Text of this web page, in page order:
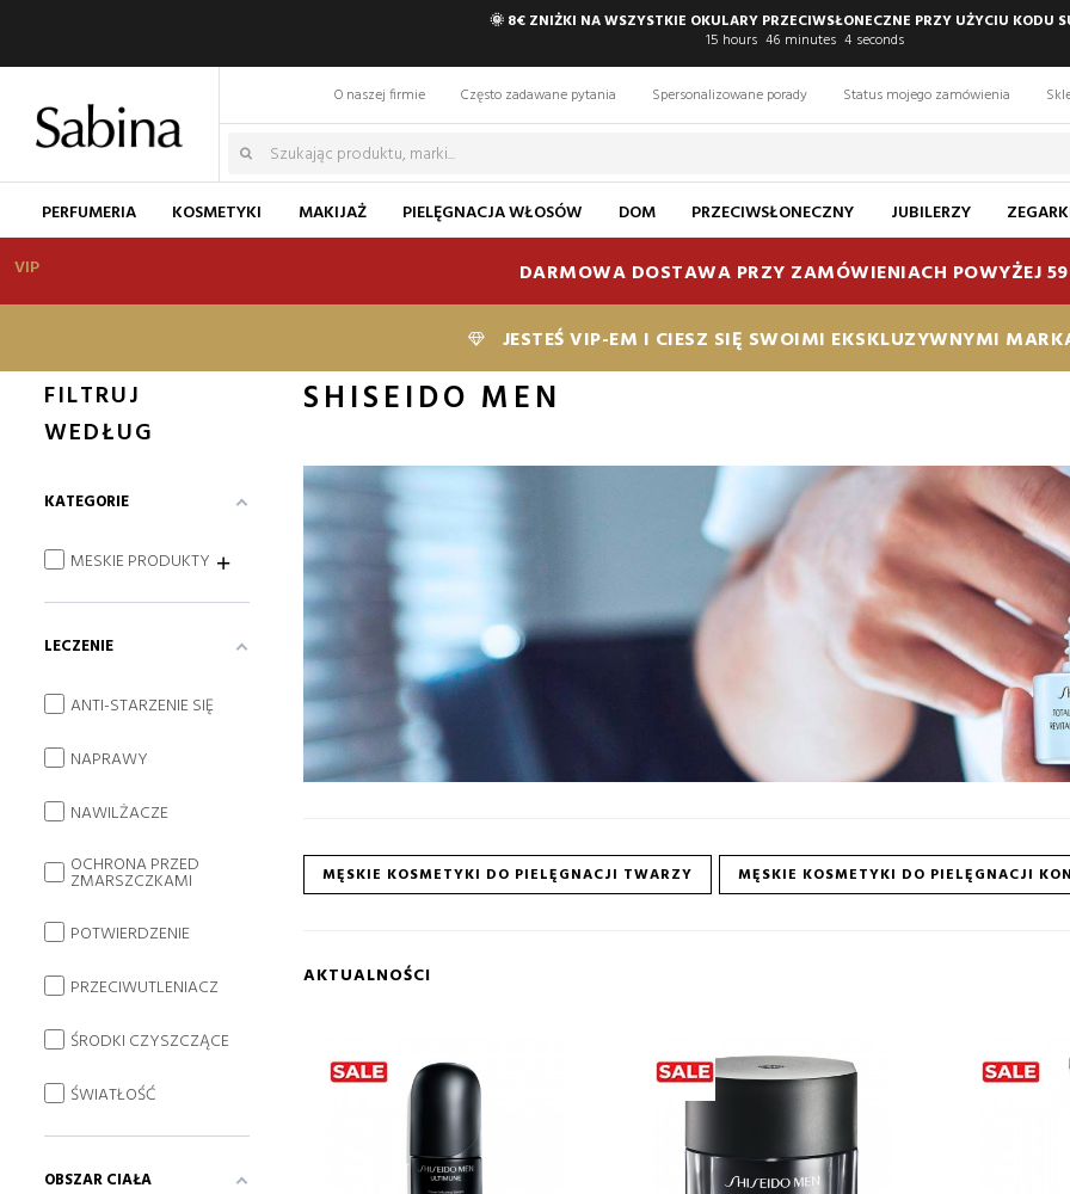
🌞 8€ ZNIŻKI NA WSZYSTKIE OKULARY PRZECIWSŁONECZNE PRZY UŻYCIU KODU
15 hours 46 minutes 3 seconds
O naszej firmie Często zadawane pytania Spersonalizowane porady Status mojego zamówienia
PERFUMERIA KOSMETYKI MAKIJAŻ PIELĘGNACJA WŁOSÓW DOM PRZECIWSŁONECZNY JUBILERZY
VIP
DARMOWA DOSTAWA PRZY ZAMÓWIENIACH POWYŻEJ
JESTEŚ VIP-EM I CIESZ SIĘ SWOIMI EKSKLUZYWNYMI
SHISEIDO MEN
MĘSKIE KOSMETYKI DO PIELĘGNACJI TWARZY MĘSKIE KOSMETYKI DO PIELĘGNACJI
AKTUALNOŚCI
FILTRUJ
WEDŁUG
KATEGORIE
MESKIE PRODUKTY
LECZENIE
ANTI-STARZENIE SIĘ
NAPRAWY
NAWILŻACZE
OCHRONA PRZED
ZMARSZCZKAMI
POTWIERDZENIE
PRZECIWUTLENIACZ
ŚRODKI CZYSZCZĄCE
ŚWIATŁOŚĆ
OBSZAR CIAŁA